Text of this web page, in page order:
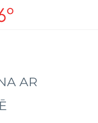
AR